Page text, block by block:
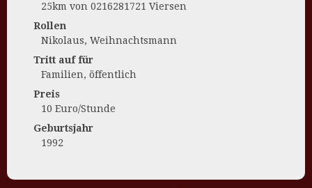
25km von 0216281721 Viersen
Rollen
Nikolaus, Weihnachtsmann
Tritt auf für
Familien, öffentlich
Preis
10 Euro/Stunde
Geburtsjahr
1992